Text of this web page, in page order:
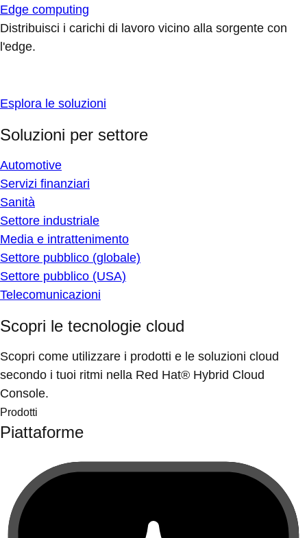
Edge computing
Distribuisci i carichi di lavoro vicino alla sorgente con
l'edge.
Esplora le soluzioni
Soluzioni per settore
Automotive
Servizi finanziari
Sanità
Settore industriale
Media e intrattenimento
Settore pubblico (globale)
Settore pubblico (USA)
Telecomunicazioni
Scopri le tecnologie cloud
Scopri come utilizzare i prodotti e le soluzioni cloud
secondo i tuoi ritmi nella Red Hat® Hybrid Cloud
Console.
Prodotti
Piattaforme